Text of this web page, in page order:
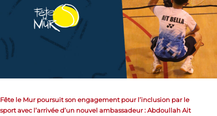
Fête le Mur poursuit son engagement pour l’inclusion par le
sport avec l’arrivée d’un nouvel ambassadeur : Abdoullah Ait